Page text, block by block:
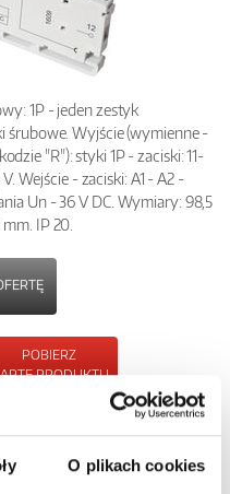
O plikach cookies
1P - jeden zestyk
śrubowe. Wyjście (wymienne -
"R"): styki 1P - zaciski: 11-
Wejście - zaciski: A1 - A2 -
Un - 36 V DC. Wymiary: 98,5
IP 20.
POBIERZ
PRODUKTU